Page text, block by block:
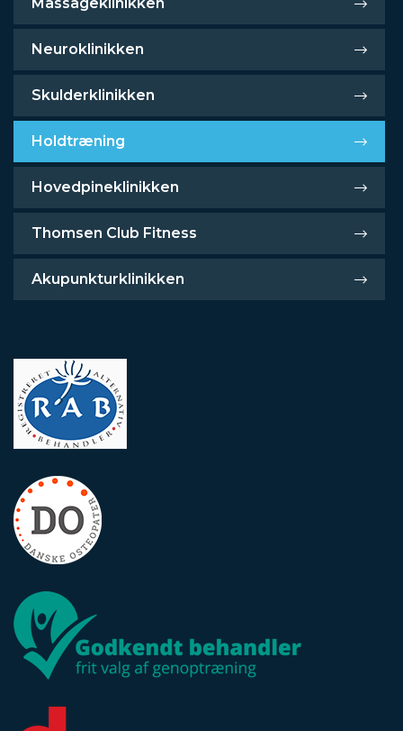
Neuroklinikken
Skulderklinikken
Holdtræning
Hovedpineklinikken
Thomsen Club Fitness
Akupunkturklinikken